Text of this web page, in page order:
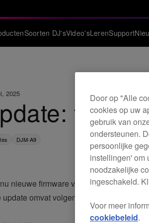
Soorten DJ'sVideo'sLerenSupport
2025
DJM-A9
nieuwe firmware voor de DJM-A9
update omvat volgende wijzigingen.
Door op "Alle
cookies op uw
gebruik van
ondersteunen.
persoonlijke
instellingen' om
noodzakelijke
ingeschakeld.
Voor meer
cookiebeleid.